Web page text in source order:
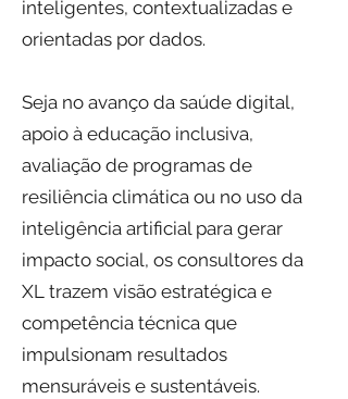
inteligentes, contextualizadas e
orientadas por dados.
Seja no avanço da saúde digital,
apoio à educação inclusiva,
avaliação de programas de
resiliência climática ou no uso da
inteligência artificial para gerar
impacto social, os consultores da
XL trazem visão estratégica e
competência técnica que
impulsionam resultados
mensuráveis e sustentáveis.